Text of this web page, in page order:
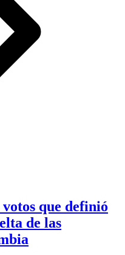
que definió
de las